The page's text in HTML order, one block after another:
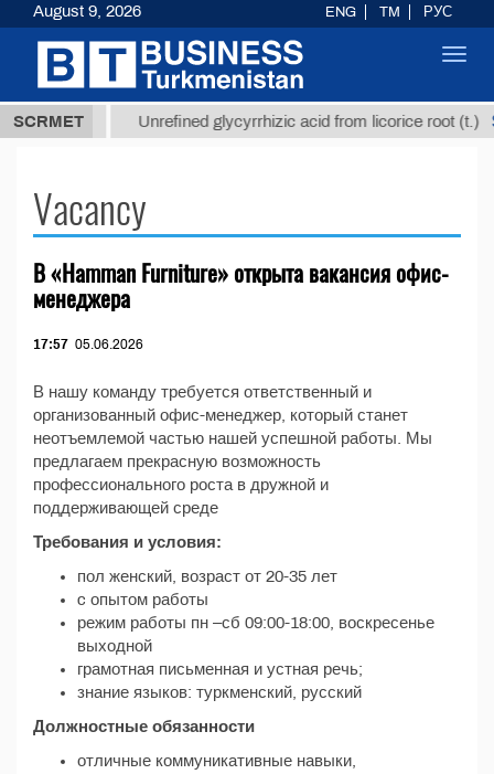
SCRMET
37,8 ТМТ Unrefined glycyrrhizic acid from licorice root (t.)
Vacancy
В «Hamman Furniture» открыта вакансия офис-
менеджера
17:57 05.06.2026
В нашу команду требуется ответственный и
организованный офис-менеджер, который станет
неотъемлемой частью нашей успешной работы. Мы
предлагаем прекрасную возможность
профессионального роста в дружной и
поддерживающей среде
Требования и условия:
пол женский, возраст от 20-35 лет
c опытом работы
режим работы пн –сб 09:00-18:00, воскресенье
выходной
грамотная письменная и устная речь;
знание языков: туркменский, русский
Должностные обязанности
отличные коммуникативные навыки,
August 9, 2026 ENG TM РУС